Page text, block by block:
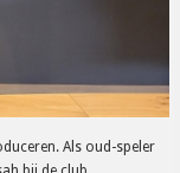
Als oud-speler